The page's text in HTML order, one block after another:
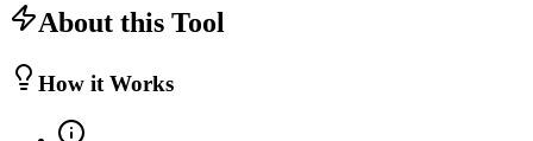
About this Tool
How it Works